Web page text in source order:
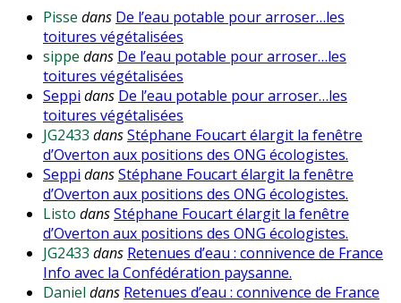
Pisse dans De l’eau potable pour arroser…les
toitures végétalisées
sippe dans De l’eau potable pour arroser…les
toitures végétalisées
Seppi dans De l’eau potable pour arroser…les
toitures végétalisées
JG2433 dansStéphane Foucart élargit la fenêtre
d’Overton aux positions des ONG écologistes.
Seppi dansStéphane Foucart élargit la fenêtre
d’Overton aux positions des ONG écologistes.
Listo dansStéphane Foucart élargit la fenêtre
d’Overton aux positions des ONG écologistes.
JG2433 dans Retenues d’eau : connivence de France
Info avec la Confédération paysanne.
Daniel dans Retenues d’eau : connivence de France